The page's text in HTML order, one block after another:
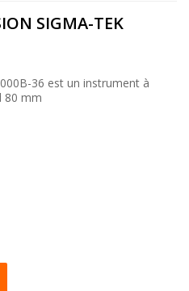
SIGMA-TEK
36 est un instrument à
80 mm